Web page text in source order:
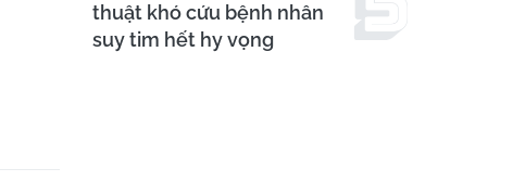
thuật khó cứu bệnh nhân
suy tim hết hy vọng